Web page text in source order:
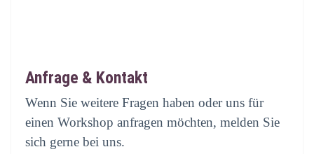
Anfrage & Kontakt
Wenn Sie weitere Fragen haben oder uns für
einen Workshop anfragen möchten, melden Sie
sich gerne bei uns.